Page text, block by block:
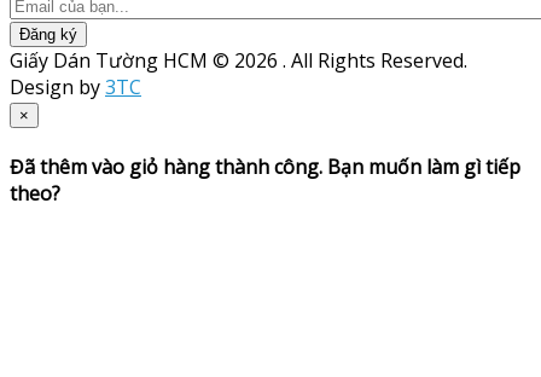
Đăng ký
Giấy Dán Tường HCM © 2026 . All Rights Reserved.
Design by3TC
×
Đã thêm vào giỏ hàng thành công. Bạn muốn làm gì tiếp
theo?